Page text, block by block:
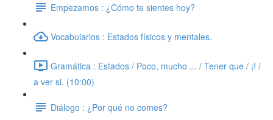
Empezamos : ¿Cómo te sientes hoy?
Vocabularios : Estados físicos y mentales.
Gramática : Estados / Poco, mucho ... / Tener que / ¡! /
a ver si. (10:00)
Diálogo : ¿Por qué no comes?